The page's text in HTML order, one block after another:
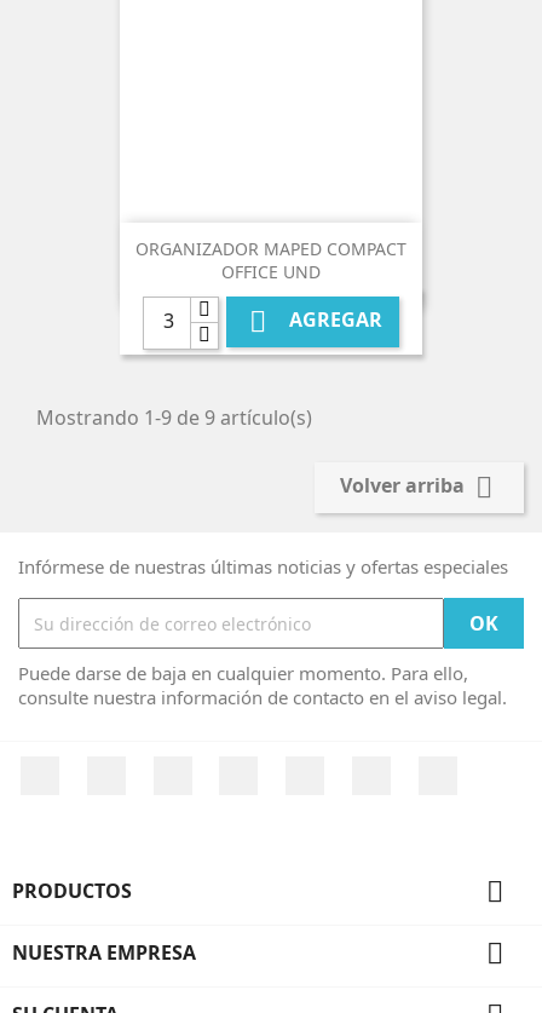
ORGANIZADOR MAPED COMPACT
OFFICE UND
 AGREGAR
Mostrando 1-9 de 9 artículo(s)
Volver arriba 
Infórmese de nuestras últimas noticias y ofertas especiales
Puede darse de baja en cualquier momento. Para ello,
consulte nuestra información de contacto en el aviso legal.
PRODUCTOS 
NUESTRA EMPRESA 